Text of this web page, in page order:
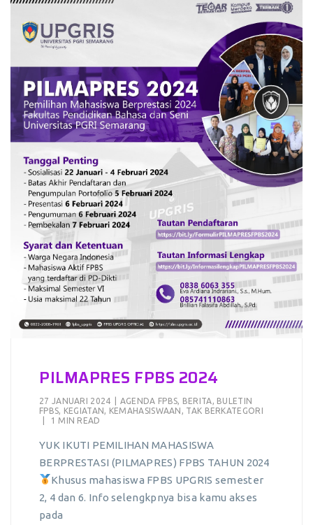
PILMAPRES FPBS 2024
27 JANUARI 2024 AGENDA FPBS, BERITA, BULETIN
FPBS, KEGIATAN, KEMAHASISWAAN , TAK BERKATEGORI
1 MIN READ
YUK IKUTI PEMILIHAN MAHASISWA
BERPRESTASI (PILMAPRES) FPBS TAHUN 2024
Khusus mahasiswa FPBS UPGRIS semester
2, 4 dan 6. Info selengkpnya bisa kamu akses
pada